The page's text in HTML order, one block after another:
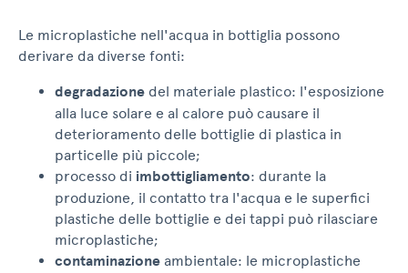
Le microplastiche nell'acqua in bottiglia possono
derivare da diverse fonti:
degradazione del materiale plastico: l'esposizione
alla luce solare e al calore può causare il
deterioramento delle bottiglie di plastica in
particelle più piccole;
processo di imbottigliamento: durante la
produzione, il contatto tra l'acqua e le superfici
plastiche delle bottiglie e dei tappi può rilasciare
microplastiche;
contaminazione ambientale: le microplastiche